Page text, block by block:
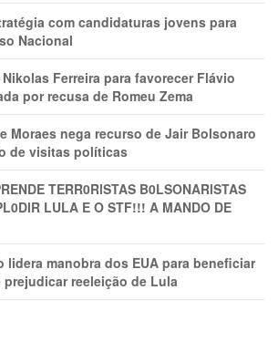
com candidaturas jovens para
Nacional
Ferreira para favorecer Flávio
por recusa de Romeu Zema
Moraes nega recurso de Jair Bolsonaro
de visitas políticas
TERR0RlSTAS B0LSONARlSTAS
LULA E O STF!!! A MANDO DE
lidera manobra dos EUA para beneficiar
reeleição de Lula